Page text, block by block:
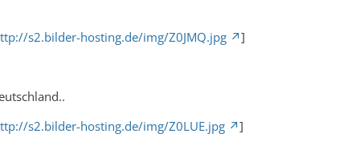
s2.bilder-hosting.de/img/Z0JMQ.jpg ]
s2.bilder-hosting.de/img/Z0LUE.jpg
]